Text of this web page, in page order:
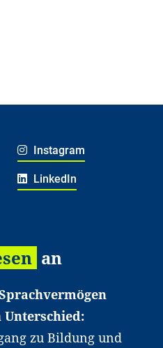
Instagram
LinkedIn
an
zu Bildung und